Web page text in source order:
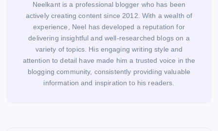
Neelkant is a professional blogger who has been
actively creating content since 2012. With a wealth of
experience, Neel has developed a reputation for
delivering insightful and well-researched blogs on a
variety of topics. His engaging writing style and
attention to detail have made him a trusted voice in the
blogging community, consistently providing valuable
information and inspiration to his readers.